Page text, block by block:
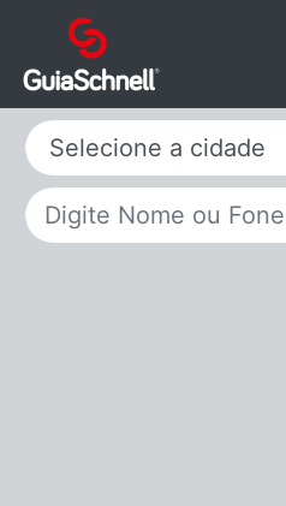
Selecione a cidade